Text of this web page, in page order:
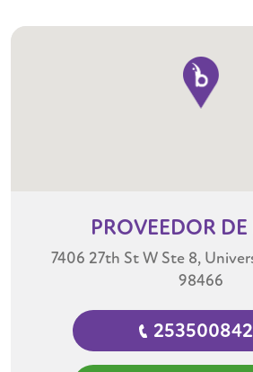
PROVEEDOR
7406 27th St W Ste 8,
98466